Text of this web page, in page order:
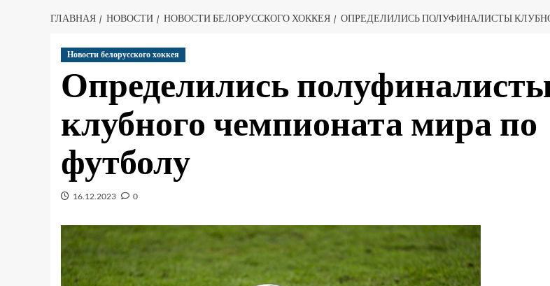
ГЛАВНАЯ НОВОСТИ НОВОСТИ БЕЛОРУССКОГО ХОККЕЯ ОПРЕДЕЛИЛИСЬ ПОЛУФИНАЛИСТЫ
Новости белорусского хоккея
Определились
клубного чемпионата мира по
футболу
16.12.2023 0